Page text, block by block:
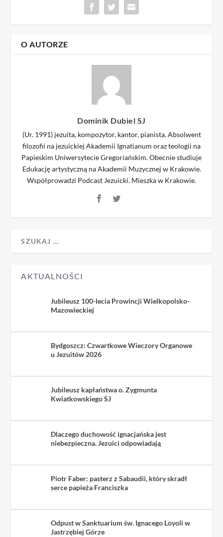
O AUTORZE
Dominik Dubiel SJ
(Ur. 1991) jezuita, kompozytor, kantor, pianista. Absolwent
filozofii na jezuickiej Akademii Ignatianum oraz teologii na
Papieskim Uniwersytecie Gregoriańskim. Obecnie studiuje
Edukację artystyczną na Akademii Muzycznej w Krakowie.
Współprowadzi Podcast Jezuicki. Mieszka w Krakowie.
AKTUALNOŚCI
Jubileusz 100-lecia Prowincji Wielkopolsko-
Mazowieckiej
Bydgoszcz: Czwartkowe Wieczory Organowe
u Jezuitów 2026
Jubileusz kapłaństwa o. Zygmunta
Kwiatkowskiego SJ
Dlaczego duchowość ignacjańska jest
niebezpieczna. Jezuici odpowiadają
Piotr Faber: pasterz z Sabaudii, który skradł
serce papieża Franciszka
Odpust w Sanktuarium św. Ignacego Loyoli w
Jastrzębiej Górze